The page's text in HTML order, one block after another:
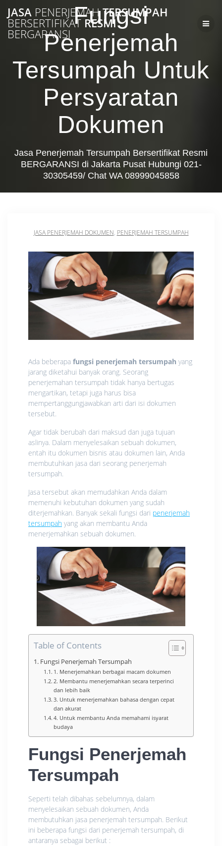
to
content
JASA PENERJEMAHTERSUMPAH
BERSERTIFIKAT RESMI
BERGARANSI
Fungsi
Penerjemah
Tersumpah Untuk
Persyaratan
Dokumen
Jasa Penerjemah Tersumpah Bersertifikat Resmi
BERGARANSI di Jakarta Pusat Hubungi 021-
30305459/ Chat WA 08999045858
JASA PENERJEMAH DOKUMEN, PENERJEMAH TERSUMPAH
Ada beberapa fungsi penerjemah tersumpah yang
jarang diketahui banyak orang. Seorang
penerjemahan tersumpah tidak hanya bertugas
mengartikan, tetapi juga harus bisa
mempertanggungjawabkan arti dari isi dokumen
tersebut.
Agar tidak berubah dari maksud dan juga tujuan
aslinya. Dalam menyelesaikan sebuah dokumen,
entah itu dokumen bisnis atau dokumen lain, Anda
membutuhkan jasa dari seorang penerjemah
tersumpah.
Jasa tersebut akan memudahkan Anda dalam
memenuhi kebutuhan dokumen yang sudah
diterjemahkan. Banyak sekali fungsi dari penerjemah
tersumpah yang akan membantu Anda
menerjemahkan sebuah dokumen.
Table of Contents
Fungsi Penerjemah Tersumpah
1. Menerjemahkan berbagai macam dokumen
2. Membantu menerjemahkan secara terperinci
dan lebih baik
3. Untuk menerjemahkan bahasa dengan cepat
dan akurat
4. Untuk membantu Anda memahami isyarat
budaya
Fungsi Penerjemah
Tersumpah
Seperti telah dibahas sebelumnya, dalam
menyelesaikan sebuah dokumen, Anda
membutuhkan jasa penerjemah tersumpah. Berikut
ini beberapa fungsi dari penerjemah tersumpah, di
antaranya sebagai berikut :